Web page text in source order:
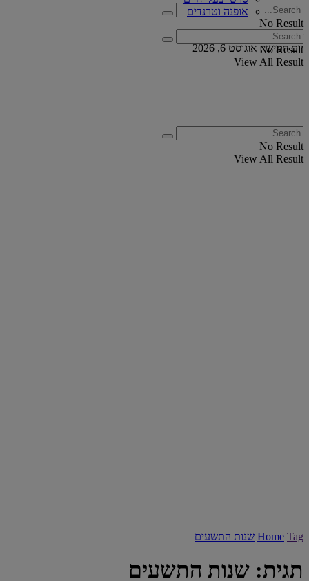
No Result
View All Result
יום חמישי, אוגוסט 6, 2026
אופנה וטרנדים
No Result
View All Result
No Result
View All Result
Home Tag שנות התשעים
תגית: שנות התשעים